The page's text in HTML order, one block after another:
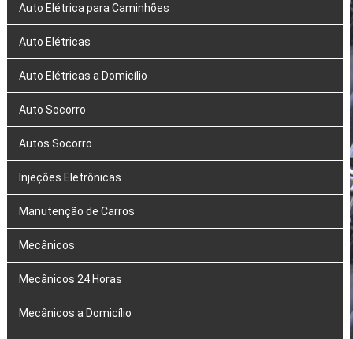
Auto Elétrica para Caminhões
Auto Elétricas
Auto Elétricas a Domicílio
Auto Socorro
Autos Socorro
Injeções Eletrônicas
Manutenção de Carros
Mecânicos
Mecânicos 24 Horas
Mecânicos a Domicílio